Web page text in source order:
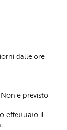
dalle ore
Non è previsto
effettuato il